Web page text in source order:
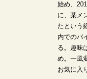
始め、
に、某メ
たという
内でのバ
る。趣味
め。一風
お気に入